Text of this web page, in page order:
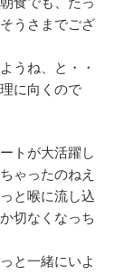
うさまでござ
うね、と・・
に向くので
トが大活躍し
ゃったのねえ
と喉に流し込
切なくなっち
と一緒にいよ